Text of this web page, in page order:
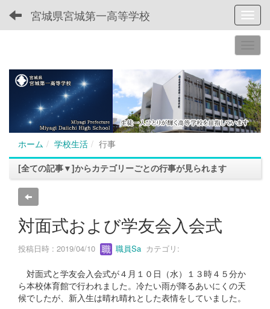
宮城県宮城第一高等学校
ホーム 学校生活
行事
[全ての記事▼]からカテゴリーごとの行事が見られます
対面式および学友会入会式
投稿日時 : 2019/04/10 職員Sa カテゴリ:
対面式と学友会入会式が４月１０日（水）１３時４５分か
ら本校体育館で行われました。冷たい雨が降るあいにくの天
候でしたが、新入生は晴れ晴れとした表情をしていました。